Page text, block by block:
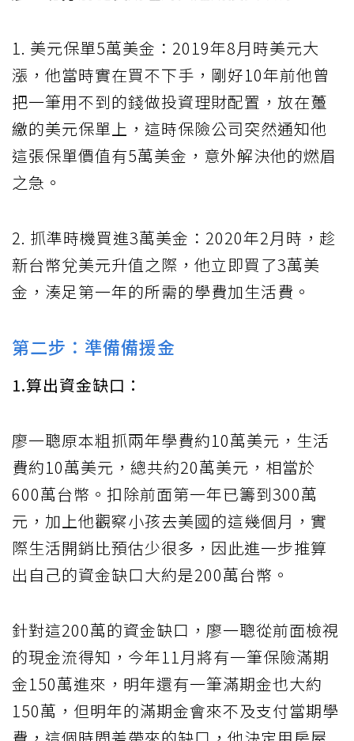
1. 美元保單5萬美金：2019年8月時美元大
漲，他當時實在買不下手，剛好10年前他曾
把一筆用不到的錢做投資理財配置，放在躉
繳的美元保單上，這時保險公司突然通知他
這張保單價值有5萬美金，意外解決他的燃眉
之急。
2. 抓準時機買進3萬美金：2020年2月時，趁
新台幣兌美元升值之際，他立即買了3萬美
金，湊足第一年的所需的學費加生活費。
第二步：準備備援金
1.算出資金缺口：
廖一聰原本粗抓兩年學費約10萬美元，生活
費約10萬美元，總共約20萬美元，相當於
600萬台幣。扣除前面第一年已籌到300萬
元，加上他觀察小孩去美國的這幾個月，實
際生活開銷比預估少很多，因此進一步推算
出自己的資金缺口大約是200萬台幣。
針對這200萬的資金缺口，廖一聰從前面檢視
的現金流得知，今年11月將有一筆保險滿期
金150萬進來，明年還有一筆滿期金也大約
150萬，但明年的滿期金會來不及支付當期學